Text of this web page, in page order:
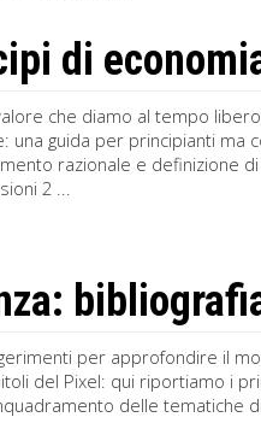
di
che diamo al tempo
una guida per principianti ma
razionale e definizione
2 ...
per approfondire il
del Pixel: qui riportiamo i
delle tematiche